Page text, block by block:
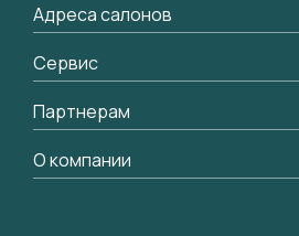
Алюминиевые двери
Стеновые панели
Погонаж
Накладки на дверь
Доставка
Обмен и возврат
Гарантия
Вопрос-ответ
Адреса салонов
Сервис
Вызов замерщика
Монтаж
Партнерам
Дизайнерам / архитекторам
О компании